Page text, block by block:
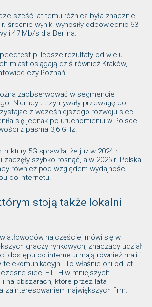
sześć lat temu różnica była znacznie
średnie wyniki wynosiły odpowiednio 63
i 47 Mb/s dla Berlina.
lepsze rezultaty od wielu
miast osiągają dziś również Kraków,
czy Poznań.
zaobserwować w segmencie
Niemcy utrzymywały przewagę do
z wcześniejszego rozwoju sieci
się jednak po uruchomieniu w Polsce
z pasma 3,6 GHz.
5G sprawiła, że już w 2024 r.
szybko rosnąć, a w 2026 r. Polska
również pod względem wydajności
do internetu.
stoją także lokalni
najczęściej mówi się w
graczy rynkowych, znaczący udział
dostępu do internetu mają również mali i
To właśnie oni od lat
sieci FTTH w mniejszych
na obszarach, które przez lata
zainteresowaniem największych firm.